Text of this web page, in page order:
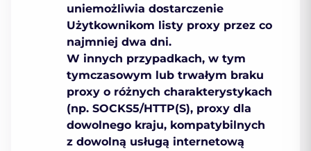
uniemożliwia dostarczenie
Użytkownikom listy proxy przez co
najmniej dwa dni.
W innych przypadkach, w tym
tymczasowym lub trwałym braku
proxy o różnych charakterystykach
(np. SOCKS5/HTTP(S), proxy dla
dowolnego kraju, kompatybilnych
z dowolną usługą internetową